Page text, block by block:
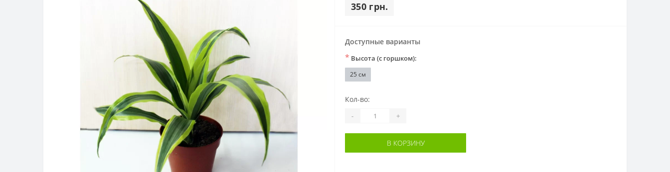
350 грн.
Доступные варианты
* Высота (с горшком):
25 см
Кол-во:
- +
В КОРЗИНУ